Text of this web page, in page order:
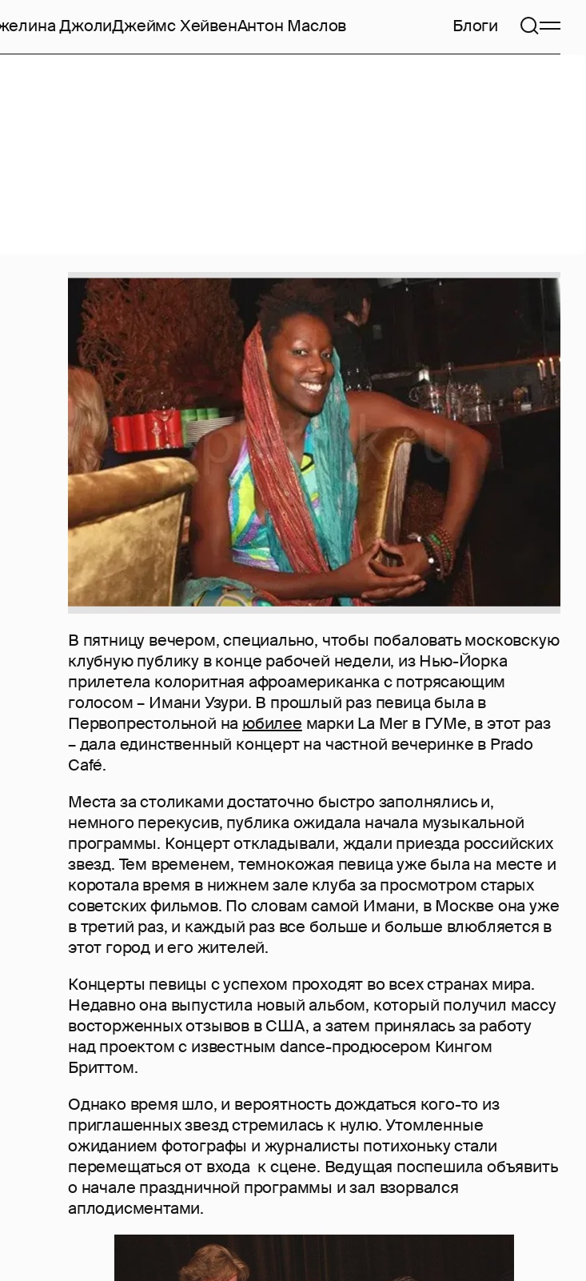
ДжолиДжеймс ХейвенАнтон Маслов Блоги
В пятницу вечером, специально, чтобы побаловать московскую
клубную публику в конце рабочей недели, из Нью-Йорка
прилетела колоритная афроамериканка с потрясающим
голосом – Имани Узури. В прошлый раз певица была в
Первопрестольной на юбилее марки La Mer в ГУМе, в этот раз
– дала единственный концерт на частной вечеринке в Prado
Café.
Места за столиками достаточно быстро заполнялись и,
немного перекусив, публика ожидала начала музыкальной
программы. Концерт откладывали, ждали приезда российских
звезд. Тем временем, темнокожая певица уже была на месте и
коротала время в нижнем зале клуба за просмотром старых
советских фильмов. По словам самой Имани, в Москве она уже
в третий раз, и каждый раз все больше и больше влюбляется в
этот город и его жителей.
Концерты певицы с успехом проходят во всех странах мира.
Недавно она выпустила новый альбом, который получил массу
восторженных отзывов в США, а затем принялась за работу
над проектом с известным dance-продюсером Кингом
Бриттом.
Однако время шло, и вероятность дождаться кого-то из
приглашенных звезд стремилась к нулю. Утомленные
ожиданием фотографы и журналисты потихоньку стали
перемещаться от входа к сцене. Ведущая поспешила объявить
о начале праздничной программы и зал взорвался
аплодисментами.